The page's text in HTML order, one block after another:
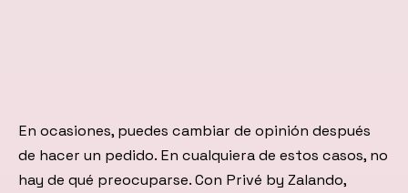
En ocasiones, puedes cambiar de opinión después
de hacer un pedido. En cualquiera de estos casos, no
hay de qué preocuparse. Con Privé by Zalando,